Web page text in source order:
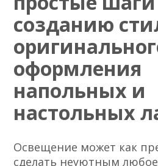
созданию
оформления
напольных и
настольных
Освещение может как
сделать неуютным